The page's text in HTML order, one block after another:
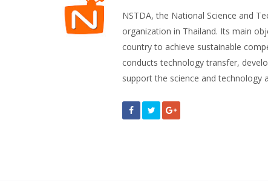
NSTDA, the National Science and
organization in Thailand. Its main
country to achieve sustainable
conducts technology transfer,
support the science and technology